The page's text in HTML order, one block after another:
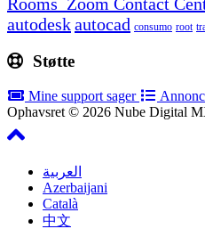
Rooms Zoom Contact
autodeskautocad consumo root
Støtte
Mine support sager
Ophavsret © 2026 Nube Digital
العربية
Azerbaijani
Català
中文